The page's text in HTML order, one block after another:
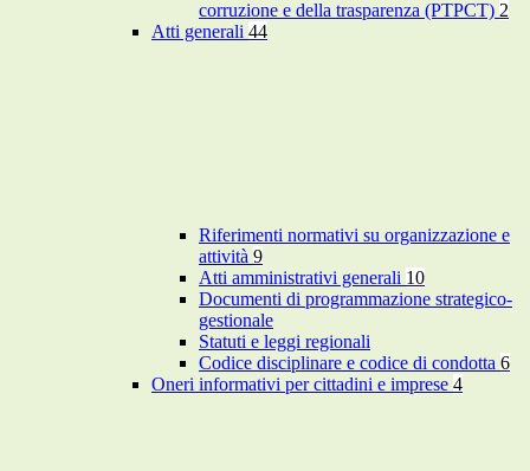
corruzione e della trasparenza (PTPCT) 2
Atti generali 44
Riferimenti normativi su organizzazione e
attività 9
Atti amministrativi generali 10
Documenti di programmazione strategico-
gestionale
Statuti e leggi regionali
Codice disciplinare e codice di condotta 6
Oneri informativi per cittadini e imprese 4